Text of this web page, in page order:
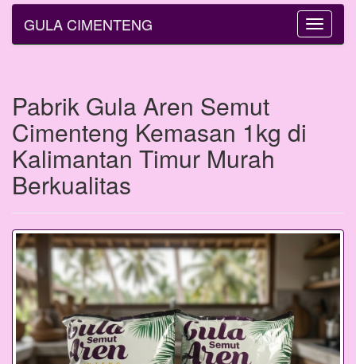
Toggle
GULA CIMENTENG
Pabrik Gula Aren Semut
Cimenteng Kemasan 1kg di
Kalimantan Timur Murah
Berkualitas